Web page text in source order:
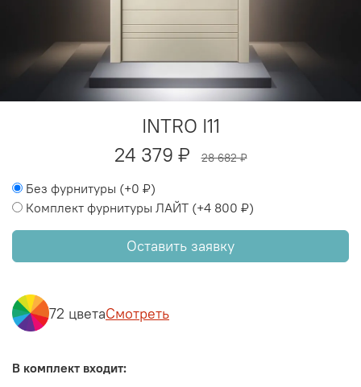
INTRO I11
24 379 ₽
28 682 ₽
Без фурнитуры (+0 ₽)
Комплект фурнитуры ЛАЙТ (+4 800 ₽)
Оставить заявку
72 цветаСмотреть
В комплект входит: